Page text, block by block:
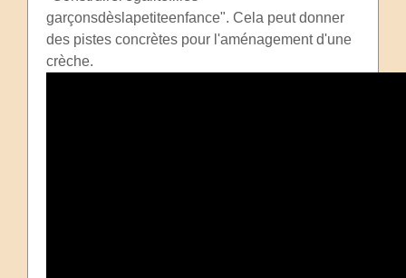
garçonsdèslapetiteenfance". Cela peut donner
des pistes concrètes pour l'aménagement d'une
crèche.